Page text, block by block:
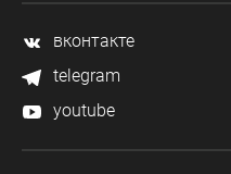
вконтакте
telegram
youtube